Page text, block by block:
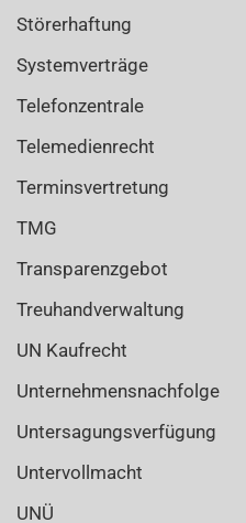
Störerhaftung
Systemverträge
Telefonzentrale
Telemedienrecht
Terminsvertretung
TMG
Transparenzgebot
Treuhandverwaltung
UN Kaufrecht
Unternehmensnachfolge
Untersagungsverfügung
Untervollmacht
UNÜ